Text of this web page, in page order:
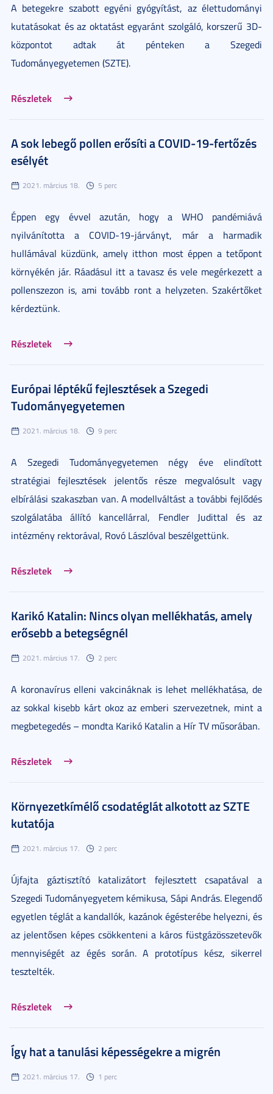
A betegekre szabott egyéni gyógyítást, az élettudományi
kutatásokat és az oktatást egyaránt szolgáló, korszerű 3D-
központot adtak át pénteken a Szegedi
Tudományegyetemen (SZTE).
Részletek
A sok lebegő pollen erősíti a COVID-19-fertőzés
esélyét
2021. március 18. 5 perc
Éppen egy évvel azután, hogy a WHO pandémiává
nyilvánította a COVID-19-járványt, már a harmadik
hullámával küzdünk, amely itthon most éppen a tetőpont
környékén jár. Ráadásul itt a tavasz és vele megérkezett a
pollenszezon is, ami tovább ront a helyzeten. Szakértőket
kérdeztünk.
Részletek
Európai léptékű fejlesztések a Szegedi
Tudományegyetemen
2021. március 18. 9 perc
A Szegedi Tudományegyetemen négy éve elindított
stratégiai fejlesztések jelentős része megvalósult vagy
elbírálási szakaszban van. A modellváltást a további fejlődés
szolgálatába állító kancellárral, Fendler Judittal és az
intézmény rektorával, Rovó Lászlóval beszélgettünk.
Részletek
Karikó Katalin: Nincs olyan mellékhatás, amely
erősebb a betegségnél
2021. március 17. 2 perc
A koronavírus elleni vakcináknak is lehet mellékhatása, de
az sokkal kisebb kárt okoz az emberi szervezetnek, mint a
megbetegedés – mondta Karikó Katalin a Hír TV műsorában.
Részletek
Környezetkímélő csodatéglát alkotott az SZTE
kutatója
2021. március 17. 2 perc
Újfajta gáztisztító katalizátort fejlesztett csapatával a
Szegedi Tudományegyetem kémikusa, Sápi András. Elegendő
egyetlen téglát a kandallók, kazánok égésterébe helyezni, és
az jelentősen képes csökkenteni a káros füstgázösszetevők
mennyiségét az égés során. A prototípus kész, sikerrel
tesztelték.
Részletek
Így hat a tanulási képességekre a migrén
2021. március 17. 1 perc